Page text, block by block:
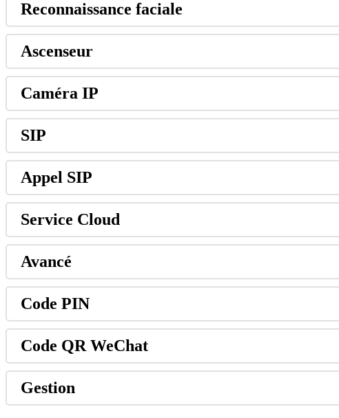
Reconnaissance faciale
Ascenseur
Caméra IP
SIP
Appel SIP
Service Cloud
Avancé
Code PIN
Code QR WeChat
Gestion